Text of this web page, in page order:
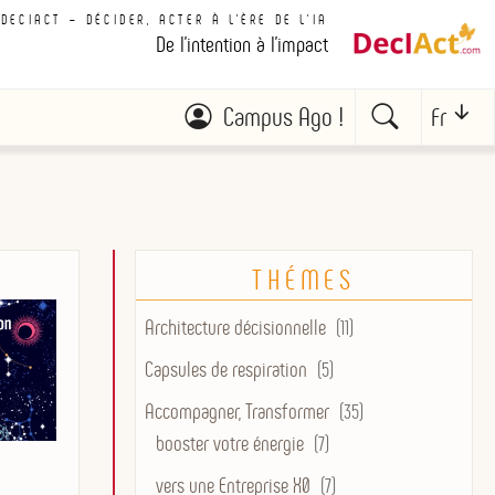
DECIACT – DÉCIDER, ACTER À L'ÈRE DE L'IA
De l'intention à l'impact
Campus Ago ! Fr
THÉMES
Architecture décisionnelle (11)
Capsules de respiration (5)
Accompagner, Transformer (35)
booster votre énergie (7)
vers une Entreprise X0 (7)